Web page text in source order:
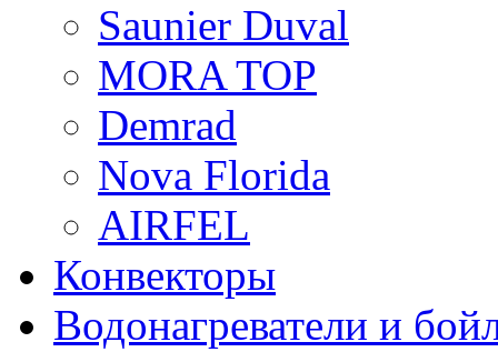
Saunier Duval
MORA TOP
Demrad
Nova Florida
AIRFEL
Конвекторы
Водонагреватели и